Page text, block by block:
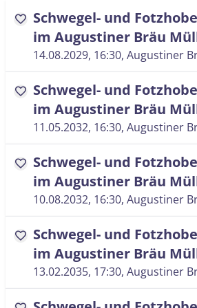
favorite Schwegel- und
im Augustiner Bräu
14.08.2029, 16:30, Augustiner
favorite Schwegel- und
im Augustiner Bräu
11.05.2032, 16:30, Augustiner
favorite Schwegel- und
im Augustiner Bräu
10.08.2032, 16:30, Augustiner
favorite Schwegel- und
im Augustiner Bräu
13.02.2035, 17:30, Augustiner